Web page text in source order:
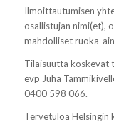
Ilmoittautumisen
osallistujan nimi(et),
mahdolliset ruoka-
Tilaisuutta koskevat
evp Juha
0400 598 066.
Tervetuloa Helsingin